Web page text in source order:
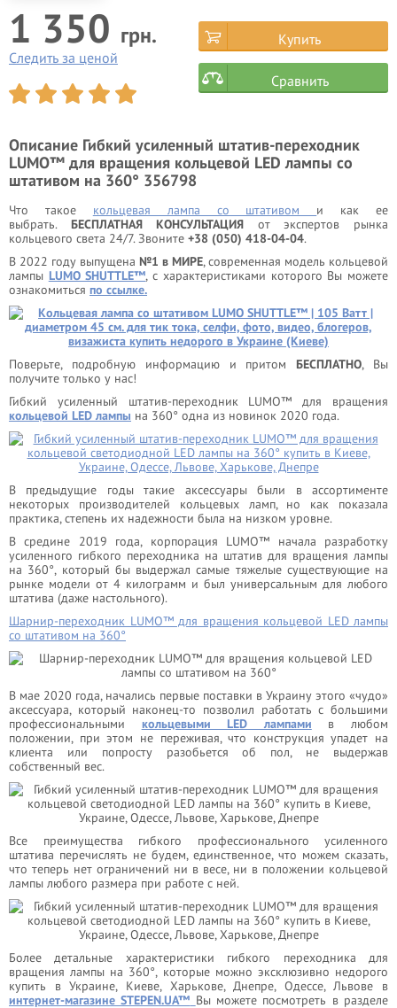
1 350 грн.
Следить за ценой
Купить
Сравнить
Описание Гибкий усиленный штатив-переходник
LUMO™ для вращения кольцевой LED лампы со
штативом на 360° 356798
Что такое кольцевая лампа со штативом и как ее
выбрать. БЕСПЛАТНАЯ КОНСУЛЬТАЦИЯ от экспертов рынка
кольцевого света 24/7. Звоните +38 (050) 418-04-04.
В 2022 году выпущена №1 в МИРЕ, современная модель кольцевой
лампы LUMO SHUTTLE™, с характеристиками которого Вы можете
ознакомиться по ссылке.
Поверьте, подробную информацию и притомБЕСПЛАТНО, Вы
получите только у нас!
Гибкий усиленный штатив-переходник LUMO™ для вращения
кольцевой LED лампы на 360° одна из новинок 2020 года.
В предыдущие годы такие аксессуары были в ассортименте
некоторых производителей кольцевых ламп, но как показала
практика, степень их надежности была на низком уровне.
В средине 2019 года, корпорация LUMO™ начала разработку
усиленного гибкого переходника на штатив для вращения лампы
на 360°, который бы выдержал самые тяжелые существующие на
рынке модели от 4 килограмм и был универсальным для любого
штатива (даже настольного).
Шарнир-переходник LUMO™ для вращения кольцевой LED лампы
со штативом на 360°
В мае 2020 года, начались первые поставки в Украину этого «чудо»
аксессуара, который наконец-то позволил работать с большими
профессиональными кольцевыми LED лампами в любом
положении, при этом не переживая, что конструкция упадет на
клиента или попросту разобьется об пол, не выдержав
собственный вес.
Все преимущества гибкого профессионального усиленного
штатива перечислять не будем, единственное, что можем сказать,
что теперь нет ограничений ни в весе, ни в положении кольцевой
лампы любого размера при работе с ней.
Более детальные характеристики гибкого переходника для
вращения лампы на 360°, которые можно эксклюзивно недорого
купить в Украине, Киеве, Харькове, Днепре, Одессе, Львове в
интернет-магазине STEPEN.UA™ Вы можете посмотреть в разделе